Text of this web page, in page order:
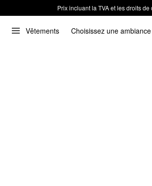
Prix incluant la TVA et les droits
Vêtements Choisissez une ambiance